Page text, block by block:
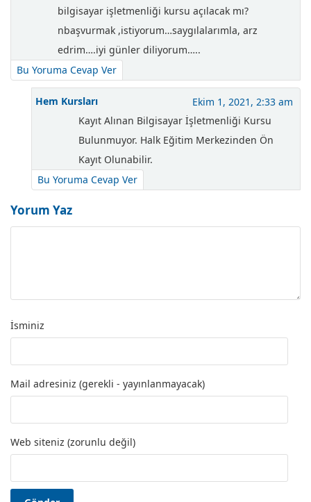
bilgisayar işletmenliği kursu açılacak mı?
nbaşvurmak ,istiyorum…saygılalarımla, arz
edrim….iyi günler diliyorum…..
Bu Yoruma Cevap Ver
Hem Kursları
Ekim 1, 2021, 2:33 am
Kayıt Alınan Bilgisayar İşletmenliği Kursu
Bulunmuyor. Halk Eğitim Merkezinden Ön
Kayıt Olunabilir.
Bu Yoruma Cevap Ver
Yorum Yaz
İsminiz
Mail adresiniz (gerekli - yayınlanmayacak)
Web siteniz (zorunlu değil)